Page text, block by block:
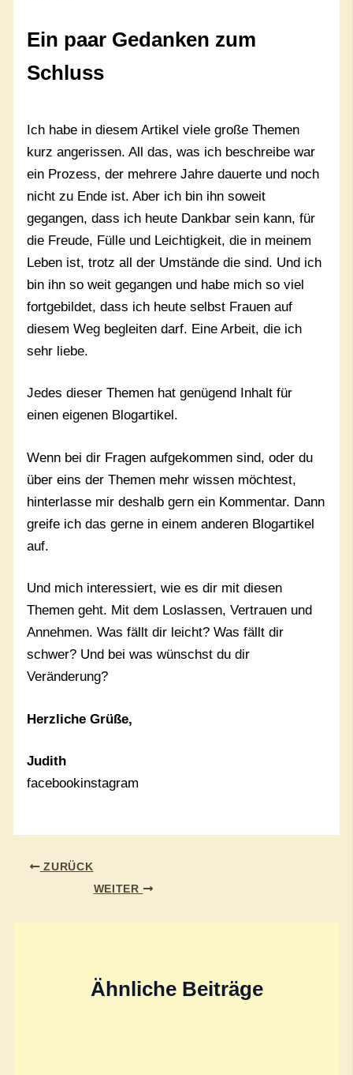
Ein paar Gedanken zum
Schluss
Ich habe in diesem Artikel viele große Themen
kurz angerissen. All das, was ich beschreibe war
ein Prozess, der mehrere Jahre dauerte und noch
nicht zu Ende ist. Aber ich bin ihn soweit
gegangen, dass ich heute Dankbar sein kann, für
die Freude, Fülle und Leichtigkeit, die in meinem
Leben ist, trotz all der Umstände die sind. Und ich
bin ihn so weit gegangen und habe mich so viel
fortgebildet, dass ich heute selbst Frauen auf
diesem Weg begleiten darf. Eine Arbeit, die ich
sehr liebe.
Jedes dieser Themen hat genügend Inhalt für
einen eigenen Blogartikel.
Wenn bei dir Fragen aufgekommen sind, oder du
über eins der Themen mehr wissen möchtest,
hinterlasse mir deshalb gern ein Kommentar. Dann
greife ich das gerne in einem anderen Blogartikel
auf.
Und mich interessiert, wie es dir mit diesen
Themen geht. Mit dem Loslassen, Vertrauen und
Annehmen. Was fällt dir leicht? Was fällt dir
schwer? Und bei was wünschst du dir
Veränderung?
Herzliche Grüße,
Judith
facebookinstagram
ZURÜCK
WEITER
Ähnliche Beiträge